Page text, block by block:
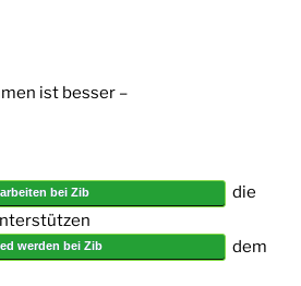
ist besser –
bei Zib
die
werden bei Zib
dem